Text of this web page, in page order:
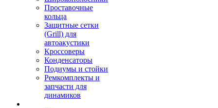
Проставочные
кольца
Защитные сетки
(Grill) для
автоакустики
Кроссоверы
Конденсаторы
Подиумы и стойки
Ремкомплекты и
запчасти для
динамиков